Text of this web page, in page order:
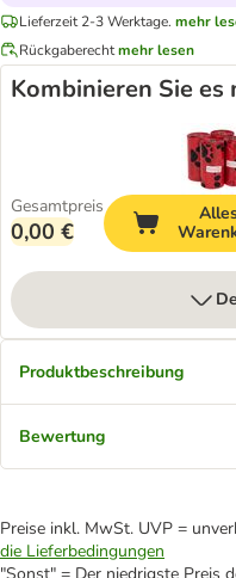
Lieferzeit 2-3 Werktage. mehr
Rückgaberechtmehr lesen
Kombinieren Sie es
Gesamtpreis
0,00 €
Produktbeschreibung
Bewertung
Preise inkl. MwSt. UVP =
die Lieferbedingungen